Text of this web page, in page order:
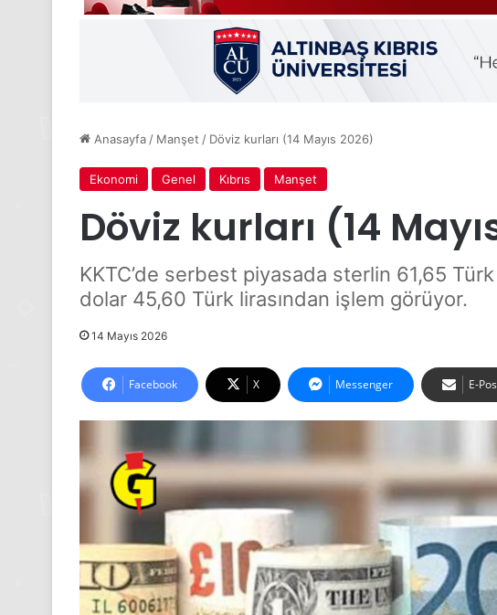
Anasayfa / Manşet / Döviz kurları (14 Mayıs 2026)
Ekonomi Genel Kıbrıs Manşet
Döviz kurları (14
KKTC’de serbest piyasada sterlin 61,65
dolar 45,60 Türk lirasından işlem görüyor.
14 Mayıs 2026
Facebook X Messenger E-